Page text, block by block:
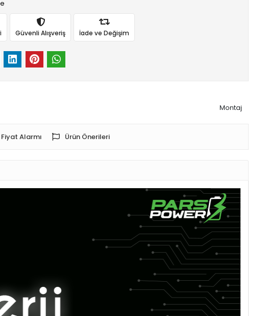
Güvenli Alışveriş İade ve Değişim
Montaj
Fiyat Alarmı Ürün Önerileri